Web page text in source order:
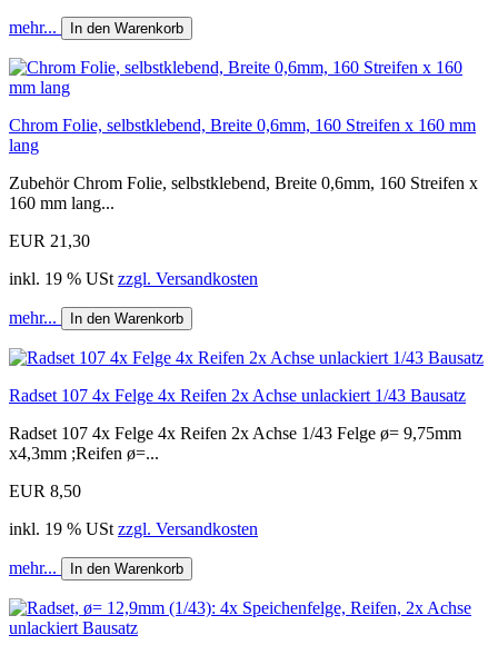
mehr... In den Warenkorb
Chrom Folie, selbstklebend, Breite 0,6mm, 160 Streifen x 160 mm
lang
Zubehör Chrom Folie, selbstklebend, Breite 0,6mm, 160 Streifen x
160 mm lang...
EUR 21,30
inkl. 19 % USt zzgl. Versandkosten
mehr... In den Warenkorb
Radset 107 4x Felge 4x Reifen 2x Achse unlackiert 1/43 Bausatz
Radset 107 4x Felge 4x Reifen 2x Achse 1/43 Felge ø= 9,75mm
x4,3mm ;Reifen ø=...
EUR 8,50
inkl. 19 % USt zzgl. Versandkosten
mehr... In den Warenkorb